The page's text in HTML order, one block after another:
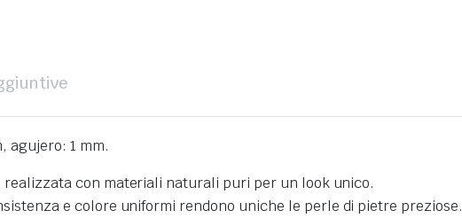
agujero: 1 mm.
realizzata con materiali naturali puri per un look unico.
e colore uniformi rendono uniche le perle di pietre preziose.